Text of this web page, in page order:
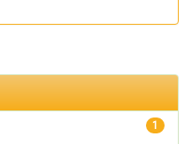
García, María;
1